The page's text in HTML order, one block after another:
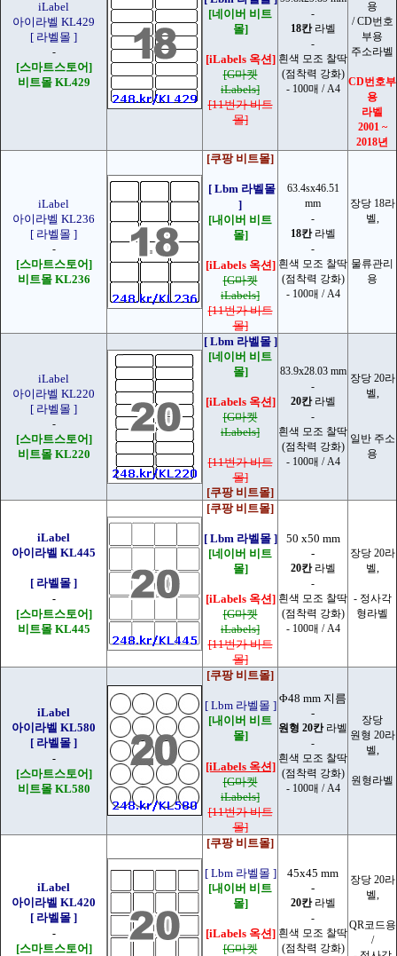
iLabel
아이라벨 KL429
[ 라벨몰 ]
-
[스마트스토어]
비트몰 KL429
[네이버 비트
몰]
[iLabels 옥션]
[G마켓
iLabels]
[11번가 비트
몰]
-
18칸라벨
-
흰색 모조 찰딱
(점착력 강화)
- 100매 / A4
용
/CD번호
부용
주소라벨
CD번호부
용
라벨
2001 ~
2018년
iLabel
아이라벨 KL236
[ 라벨몰 ]
-
[스마트스토어]
비트몰 KL236
[쿠팡 비트몰]
[ Lbm 라벨몰
]
[내이버 비트
몰]
[iLabels 옥션]
[G마켓
iLabels]
[11번가 비트
몰]
63.4sx46.51
mm
-
18칸라벨
-
흰색 모조 찰딱
(점착력 강화)
- 100매 / A4
장당 18라
벨,
물류관리
용
iLabel
아이라벨 KL220
[ 라벨몰 ]
-
[스마트스토어]
비트몰 KL220
[ Lbm 라벨몰 ]
[네이버 비트
몰]
[iLabels 옥션]
[G마켓
iLabels]
[11번가 비트
몰]
[쿠팡 비트몰]
83.9x28.03 mm
-
20칸라벨
-
흰색 모조 찰딱
(점착력 강화)
- 100매 / A4
장당 20라
벨,
일반 주소
용
iLabel
아이라벨 KL445
[ 라벨몰 ]
-
[스마트스토어]
비트몰 KL445
[쿠팡 비트몰]
[ Lbm 라벨몰 ]
[네이버 비트
몰]
[iLabels 옥션]
[G마켓
iLabels]
[11번가 비트
몰]
50 x50 mm
-
20칸라벨
-
흰색 모조 찰딱
(점착력 강화)
- 100매 / A4
장당 20라
벨,
- 정사각
형라벨
iLabel
아이라벨 KL580
[ 라벨몰 ]
-
[스마트스토어]
비트몰 KL580
[쿠팡 비트몰]
[ Lbm 라벨몰 ]
[내이버 비트
몰]
[iLabels 옥션]
[G마켓
iLabels]
[11번가 비트
몰]
Φ48 mm 지름
-
원형 20칸라벨
-
흰색 모조 찰딱
(점착력 강화)
- 100매 / A4
장당
원형 20라
벨,
원형라벨
iLabel
아이라벨 KL420
[ 라벨몰 ]
-
[스마트스토어]
[쿠팡 비트몰]
[ Lbm 라벨몰 ]
[내이버 비트
몰]
[iLabels 옥션]
[G마켓
45x45 mm
-
20칸라벨
-
흰색 모조 찰딱
(점착력 강화)
장당 20라
벨,
QR코드용
/